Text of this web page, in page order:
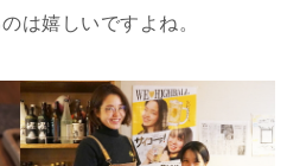
は嬉しいですよね。